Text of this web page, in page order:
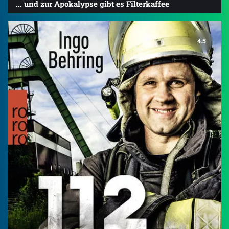
... und zur Apokalypse gibt es Filterkaffee
4.5